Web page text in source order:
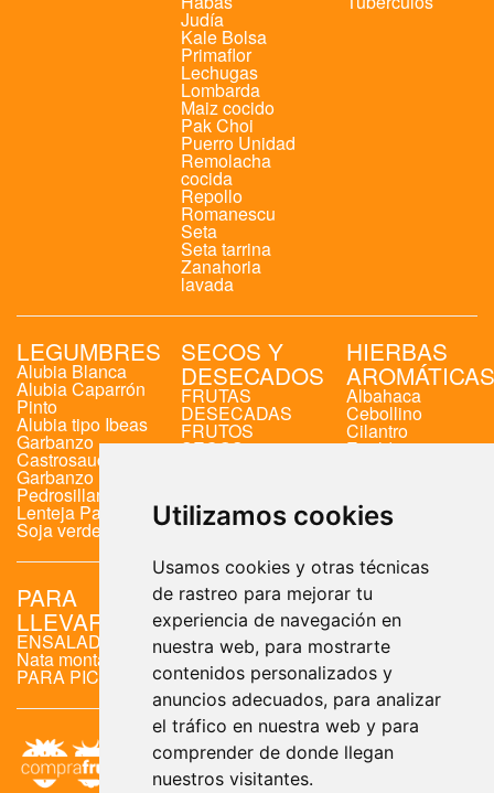
Utilizamos cookies
Usamos cookies y otras técnicas
de rastreo para mejorar tu
experiencia de navegación en
nuestra web, para mostrarte
contenidos personalizados y
anuncios adecuados, para analizar
el tráfico en nuestra web y para
comprender de donde llegan
nuestros visitantes.
Judía
Kale Bolsa
Primaflor
Lechugas
Lombarda
Maiz cocido
Pak Choi
Puerro Unidad
Remolacha
cocida
Repollo
Romanescu
Seta
Seta tarrina
Zanahoria
lavada
LEGUMBRES
Alubia Blanca
Alubia Caparrón
Pinto
Alubia tipo Ibeas
Garbanzo
Castrosauco
Garbanzo
Pedrosillano
Lenteja Pardina
Soja verde
SECOS Y
DESECADOS
FRUTAS
DESECADAS
FRUTOS
SECOS
HIERBAS
AROMÁTICAS
Albahaca
Cebollino
Cilantro
Eneldo
Romero
PARA
LLEVAR
ENSALADAS
Nata montada
PARA PICAR
HUEVOS
HUEVOS
TALLA L
HUEVOS
TALLA M